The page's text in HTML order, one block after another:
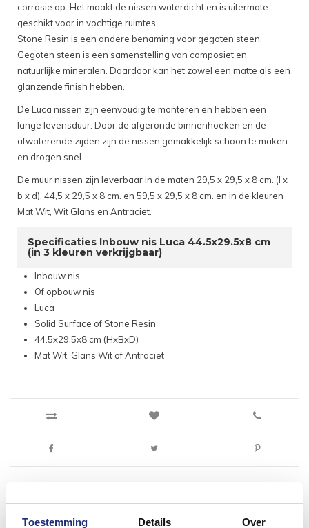
Toestemming Details Over
corrosie op. Het maakt de nissen waterdicht en is uitermate
geschikt voor in vochtige ruimtes.
Stone Resin is een andere benaming voor gegoten steen.
Gegoten steen is een samenstelling van composiet en
natuurlijke mineralen. Daardoor kan het zowel een matte als een
glanzende finish hebben.
De Luca nissen zijn eenvoudig te monteren en hebben een
lange levensduur. Door de afgeronde binnenhoeken en de
afwaterende zijden zijn de nissen gemakkelijk schoon te maken
en drogen snel.
De muur nissen zijn leverbaar in de maten 29,5 x 29,5 x 8 cm. (l x
b x d), 44,5 x 29,5 x 8 cm. en 59,5 x 29,5 x 8 cm. en in de kleuren
Mat Wit, Wit Glans en Antraciet.
Specificaties Inbouw nis Luca 44.5x29.5x8 cm
(in 3 kleuren verkrijgbaar)
Inbouw nis
Of opbouw nis
Luca
Solid Surface of Stone Resin
44.5x29.5x8 cm (HxBxD)
Mat Wit, Glans Wit of Antraciet